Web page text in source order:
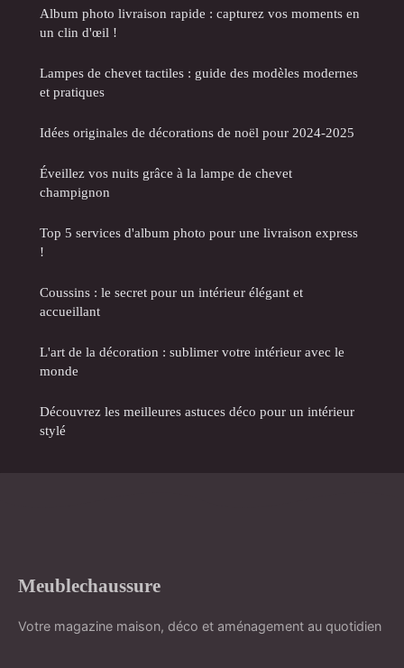
Album photo livraison rapide : capturez vos moments en
un clin d'œil !
Lampes de chevet tactiles : guide des modèles modernes
et pratiques
Idées originales de décorations de noël pour 2024-2025
Éveillez vos nuits grâce à la lampe de chevet
champignon
Top 5 services d'album photo pour une livraison express
!
Coussins : le secret pour un intérieur élégant et
accueillant
L'art de la décoration : sublimer votre intérieur avec le
monde
Découvrez les meilleures astuces déco pour un intérieur
stylé
Meublechaussure
Votre magazine maison, déco et aménagement au quotidien